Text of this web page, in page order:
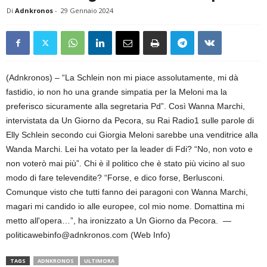
Di Adnkronos - 29 Gennaio 2024
(Adnkronos) – “La Schlein non mi piace assolutamente, mi dà
fastidio, io non ho una grande simpatia per la Meloni ma la
preferisco sicuramente alla segretaria Pd”. Così Wanna Marchi,
intervistata da Un Giorno da Pecora, su Rai Radio1 sulle parole di
Elly Schlein secondo cui Giorgia Meloni sarebbe una venditrice alla
Wanda Marchi. Lei ha votato per la leader di Fdi? “No, non voto e
non voterò mai più”. Chi è il politico che è stato più vicino al suo
modo di fare televendite? “Forse, e dico forse, Berlusconi.
Comunque visto che tutti fanno dei paragoni con Wanna Marchi,
magari mi candido io alle europee, col mio nome. Domattina mi
metto all'opera…”, ha ironizzato a Un Giorno da Pecora. —
politicawebinfo@adnkronos.com (Web Info)
TAGS ADNKRONOS ULTIMORA